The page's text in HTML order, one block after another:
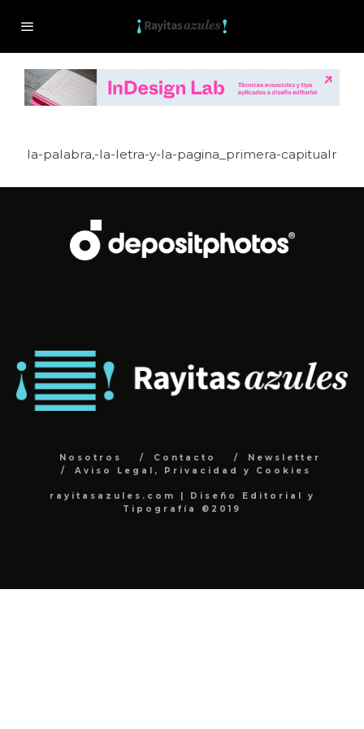
la-palabra,-la-letra-y-la-pagina_primera-capitualr
Nosotros Contacto
Newsletter
Aviso Legal, Privacidad y Cookies
rayitasazules.com | Diseño Editorial y
Tipografía ©2019